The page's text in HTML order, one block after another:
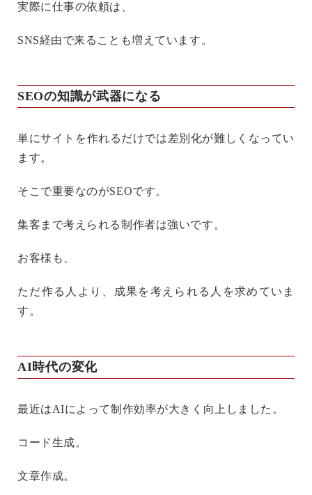
実際に仕事の依頼は、
SNS経由で来ることも増えています。
SEOの知識が武器になる
単にサイトを作れるだけでは差別化が難しくなってい
ます。
そこで重要なのがSEOです。
集客まで考えられる制作者は強いです。
お客様も、
ただ作る人より、成果を考えられる人を求めていま
す。
AI時代の変化
最近はAIによって制作効率が大きく向上しました。
コード生成。
文章作成。